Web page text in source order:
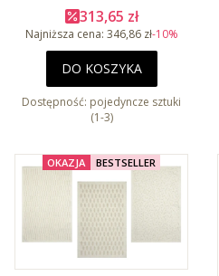
Cena promocyjna
313,65 zł
Najniższa cena: 346,86 zł-10%
DO KOSZYKA
Dostępność: pojedyncze sztuki
(1-3)
OKAZJA BESTSELLER